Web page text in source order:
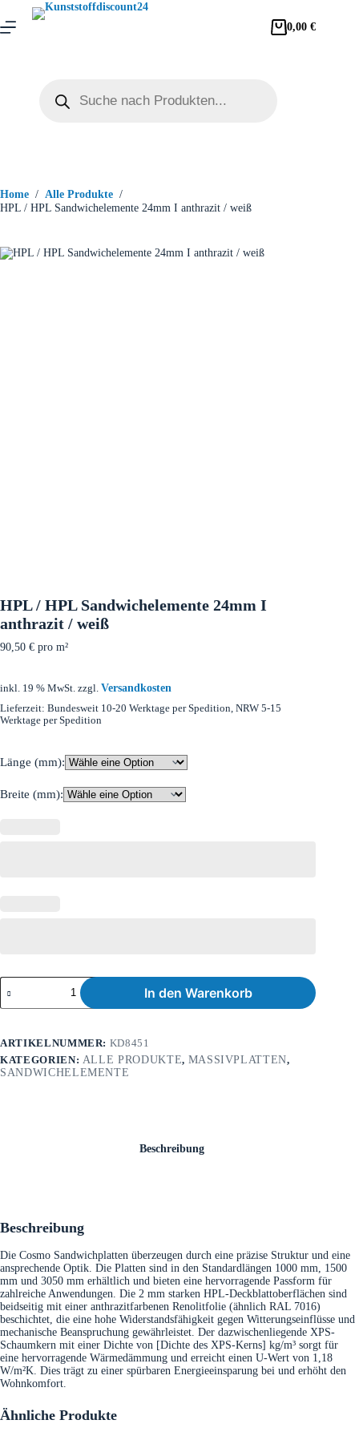
0,00€
Home / Alle Produkte /
HPL / HPL Sandwichelemente 24mm I anthrazit / weiß
HPL / HPL Sandwichelemente 24mm I
anthrazit / weiß
90,50 € pro m²
inkl. 19 % MwSt. zzgl. Versandkosten
Lieferzeit: Bundesweit 10-20 Werktage per Spedition, NRW 5-15
Werktage per Spedition
Länge (mm):
Breite (mm):
In den Warenkorb
ARTIKELNUMMER: KD8451
KATEGORIEN: ALLE PRODUKTE, MASSIVPLATTEN,
SANDWICHELEMENTE
Beschreibung
Beschreibung
Die Cosmo Sandwichplatten überzeugen durch eine präzise Struktur und eine
ansprechende Optik. Die Platten sind in den Standardlängen 1000 mm, 1500
mm und 3050 mm erhältlich und bieten eine hervorragende Passform für
zahlreiche Anwendungen. Die 2 mm starken HPL-Deckblattoberflächen sind
beidseitig mit einer anthrazitfarbenen Renolitfolie (ähnlich RAL 7016)
beschichtet, die eine hohe Widerstandsfähigkeit gegen Witterungseinflüsse und
mechanische Beanspruchung gewährleistet. Der dazwischenliegende XPS-
Schaumkern mit einer Dichte von [Dichte des XPS-Kerns] kg/m³ sorgt für
eine hervorragende Wärmedämmung und erreicht einen U-Wert von 1,18
W/m²K. Dies trägt zu einer spürbaren Energieeinsparung bei und erhöht den
Wohnkomfort.
Ähnliche Produkte